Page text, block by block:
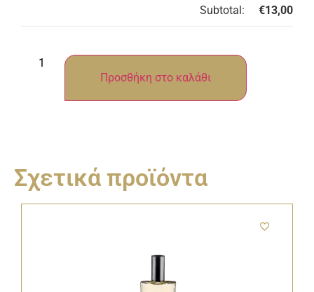
Subtotal: €13,00
Προσθήκη στο καλάθι
Σχετικά προϊόντα